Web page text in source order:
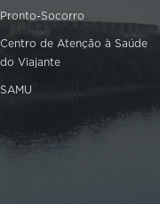
Pronto-Socorro
Centro de Atenção à Saúde
do Viajante
SAMU